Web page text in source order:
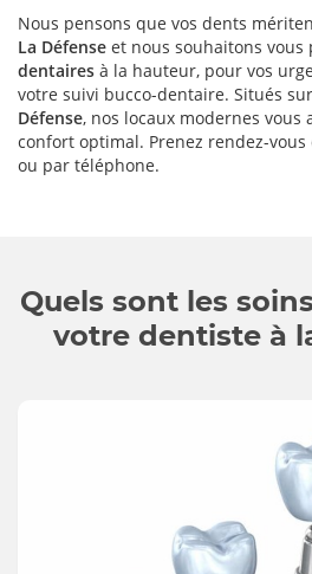
Nous pensons que vos dents
La Défense et nous souhaitons vous
dentaires à la hauteur, pour vos
votre suivi bucco-dentaire. Situés sur
Défense, nos locaux modernes vous
confort optimal. Prenez rendez-
ou par téléphone.
Quels sont les
votre dentiste à